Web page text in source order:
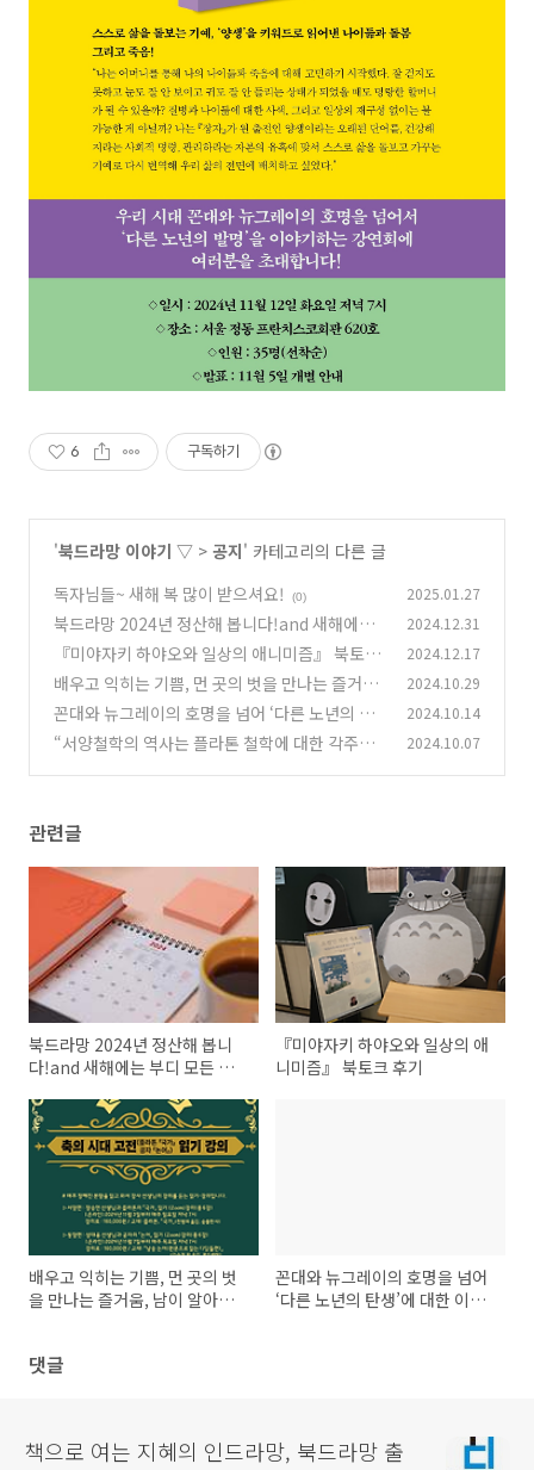
6 구독하기
'북드라망 이야기 ▽ > 공지' 카테고리의 다른 글
독자님들~ 새해 복 많이 받으셔요!
(0) 2025.01.27
북드라망 2024년 정산해 봅니다!and 새해에는
부디 모든 면에서 다시 설 수 있기를 바라 봅니다
(1)
2024.12.31
『미야자키 하야오와 일상의 애니미즘』 북토크
후기
(0)
2024.12.17
배우고 익히는 기쁨, 먼 곳의 벗을 만나는 즐거움,
남이 알아주지 않아도 서운해하지 않는 군자됨을
배웁니다―북플러스 유니버스 『논어』 강독-강
2024.10.29
꼰대와 뉴그레이의 호명을 넘어 ‘다른 노년의 탄
생’에 대한 이야기―『한뼘 양생』 저자 강연회
2024.10.14
“서양철학의 역사는 플라톤 철학에 대한 각주에
2024.10.07
관련글
북드라망 2024년 정산해 봅니
다!and 새해에는 부디 모든 면
니다
『미야자키 하야오와 일상의 애
니미즘』 북토크 후기
배우고 익히는 기쁨, 먼 곳의 벗
을 만나는 즐거움, 남이 알아주
버스 『논어』 강독-강의
꼰대와 뉴그레이의 호명을 넘어
‘다른 노년의 탄생’에 대한 이야
댓글
책으로 여는 지혜의 인드라망, 북드라망 출